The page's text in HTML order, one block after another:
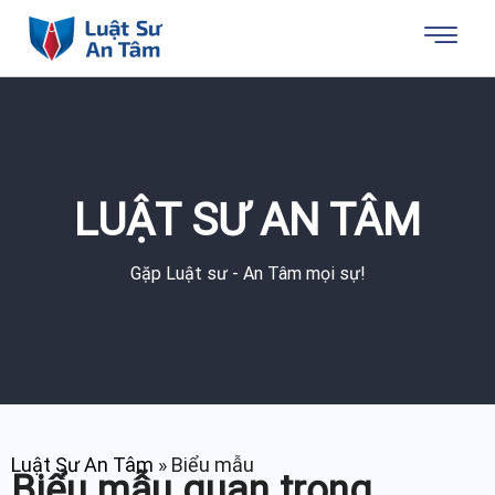
LUẬT SƯ AN TÂM
Gặp Luật sư - An Tâm mọi sự!
Luật Sư An Tâm » Biểu mẫu